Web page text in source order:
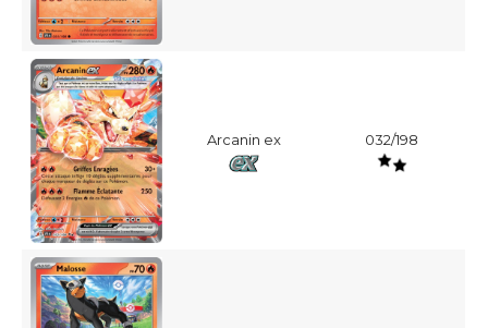
Arcanin ex 032/198